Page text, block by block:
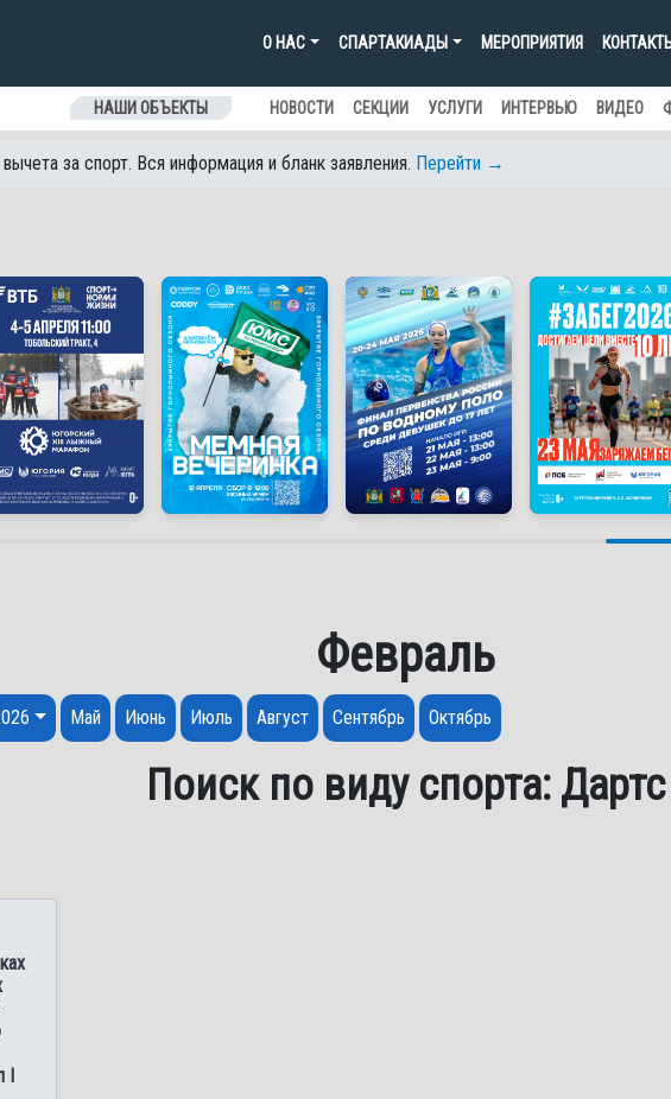
О НАС СПАРТАКИАДЫ МЕРОПРИЯТИЯ
НАШИ ОБЪЕКТЫ НОВОСТИ СЕКЦИИ УСЛУГИ ИНТЕРВЬЮ ВИДЕО
за спорт. Вся информация и бланк заявления. Перейти →
Февраль
Май Июнь Июль Август Сентябрь Октябрь
Поиск по виду спорта: Дартс
I